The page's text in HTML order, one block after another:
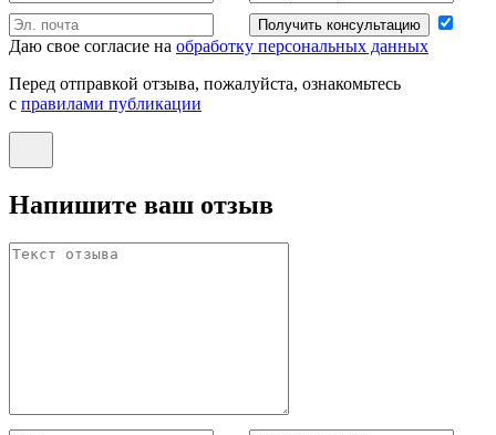
Получить консультацию
Даю свое согласие на обработку персональных данных
Перед отправкой отзыва, пожалуйста, ознакомьтесь
с правилами публикации
Напишите ваш отзыв